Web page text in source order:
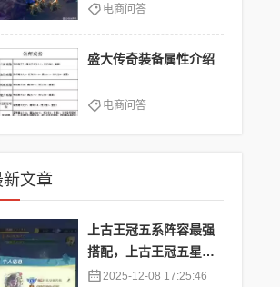
多少钱
电商问答
盛大传奇装备属性介绍
电商问答
新文章
上古王冠五系阵容最强
搭配，上古王冠五星排
行 2025-12-08 17:25:46